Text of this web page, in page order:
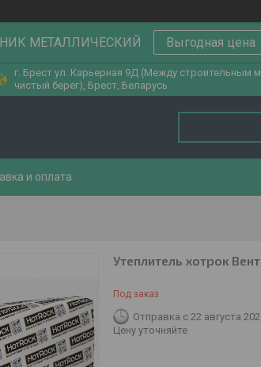
МЕТАЛЛИЧЕСКИЙ Выгодная цена
г. Брест ул. Карьерная 9Д (Между строительным
чистый берег), Брест, Беларусь
и оплата
Утеплитель хотрок Вент
Под заказ
Отправка с 22 августа
Цену уточняйте